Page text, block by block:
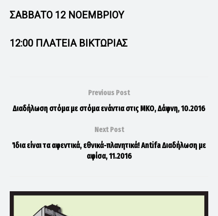
ΣΑΒΒΑΤΟ 12 ΝΟΕΜΒΡΙΟΥ
12:00 ΠΛΑΤΕΙΑ ΒΙΚΤΩΡΙΑΣ
Previous Post
Διαδήλωση στόμα με στόμα ενάντια στις ΜΚΟ, Δάφνη, 10.2016
Next Post
Ίδια είναι τα αφεντικά, εθνικά-πλανητικά! Antifa Διαδήλωση με
αφίσα, 11.2016